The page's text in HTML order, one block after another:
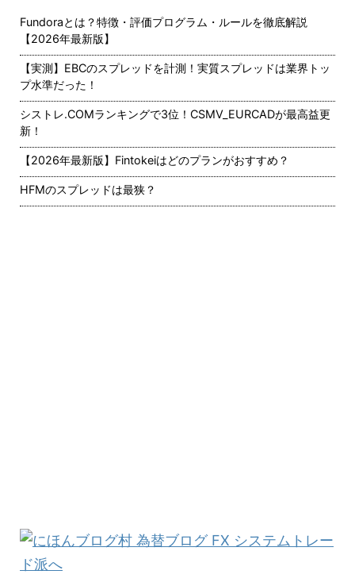
Fundoraとは？特徴・評価プログラム・ルールを徹底解説
【2026年最新版】
【実測】EBCのスプレッドを計測！実質スプレッドは業界トッ
プ水準だった！
シストレ.COMランキングで3位！CSMV_EURCADが最高益更
新！
【2026年最新版】Fintokeiはどのプランがおすすめ？
HFMのスプレッドは最狭？